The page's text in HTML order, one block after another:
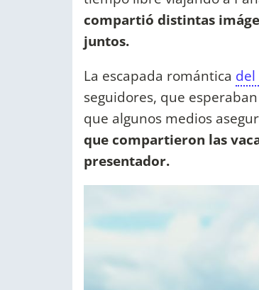
compartió distintas
juntos.
La escapada romántica
seguidores, que
que algunos medios
que compartieron las
presentador.